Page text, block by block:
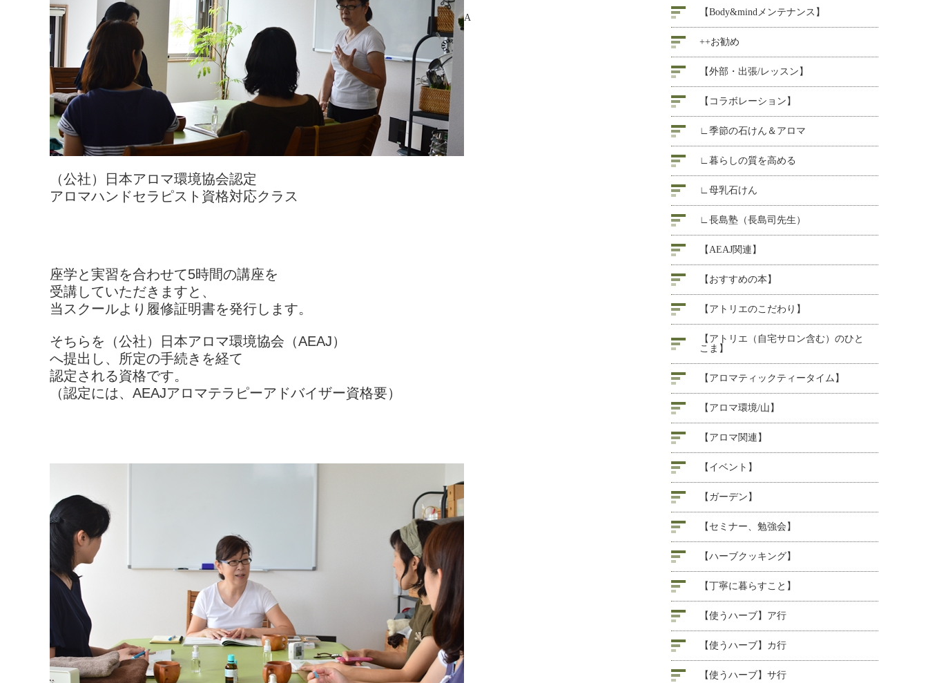
A
（公社）日本アロマ環境協会認定
アロマハンドセラピスト資格対応クラス
座学と実習を合わせて5時間の講座を
受講していただきますと、
当スクールより履修証明書を発行します。
そちらを（公社）日本アロマ環境協会（AEAJ）
へ提出し、所定の手続きを経て
認定される資格です。
（認定には、AEAJアロマテラピーアドバイザー資格要）
【Body&mindメンテナンス】
++お勧め
【外部・出張/レッスン】
【コラボレーション】
∟季節の石けん＆アロマ
∟暮らしの質を高める
∟母乳石けん
∟長島塾（長島司先生）
【AEAJ関連】
【おすすめの本】
【アトリエのこだわり】
【アトリエ（自宅サロン含む）のひと
こま】
【アロマティックティータイム】
【アロマ環境/山】
【アロマ関連】
【イベント】
【ガーデン】
【セミナー、勉強会】
【ハーブクッキング】
【丁寧に暮らすこと】
【使うハーブ】ア行
【使うハーブ】カ行
【使うハーブ】サ行